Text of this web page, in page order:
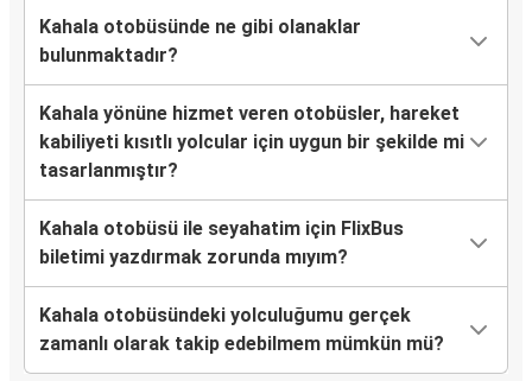
Kahala otobüsünde ne gibi olanaklar
bulunmaktadır?
Kahala yönüne hizmet veren otobüsler, hareket
kabiliyeti kısıtlı yolcular için uygun bir şekilde mi
tasarlanmıştır?
Kahala otobüsü ile seyahatim için FlixBus
biletimi yazdırmak zorunda mıyım?
Kahala otobüsündeki yolculuğumu gerçek
zamanlı olarak takip edebilmem mümkün mü?